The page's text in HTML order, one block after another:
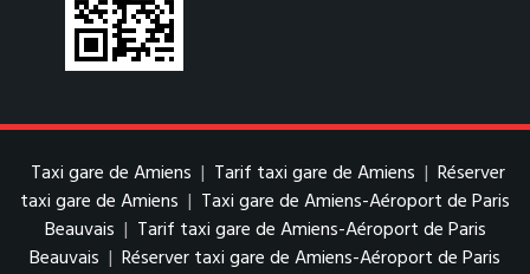
Taxi gare de Amiens | Tarif taxi gare de Amiens | Réserver
taxi gare de Amiens | Taxi gare de Amiens-Aéroport de Paris
Beauvais | Tarif taxi gare de Amiens-Aéroport de Paris
Beauvais | Réserver taxi gare de Amiens-Aéroport de Paris